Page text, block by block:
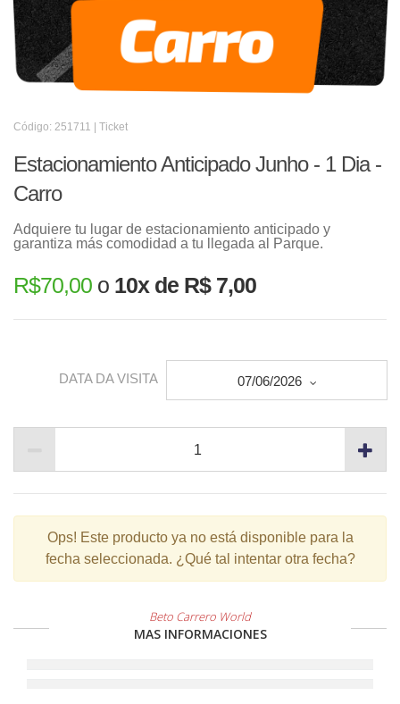
Código: 251711 | Ticket
Estacionamiento Anticipado Junho - 1 Dia -
Carro
Adquiere tu lugar de estacionamiento anticipado y
garantiza más comodidad a tu llegada al Parque.
R$70,00 o 10x de R$ 7,00
DATA DA VISITA 07/06/2026
Ops! Este producto ya no está disponible para la
fecha seleccionada. ¿Qué tal intentar otra fecha?
Beto Carrero World
MAS INFORMACIONES